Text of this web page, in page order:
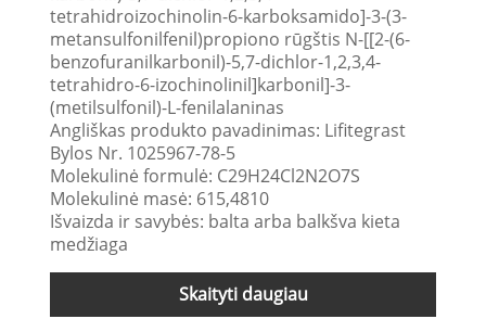
tetrahidroizochinolin-6-karboksamido]-3-(3-
metansulfonilfenil)propiono rūgštis N-[[2-(6-
benzofuranilkarbonil)-5,7-dichlor-1,2,3,4-
tetrahidro-6-izochinolinil]karbonil]-3-
(metilsulfonil)-L-fenilalaninas
Angliškas produkto pavadinimas: Lifitegrast
Bylos Nr. 1025967-78-5
Molekulinė formulė: C29H24Cl2N2O7S
Molekulinė masė: 615,4810
Išvaizda ir savybės: balta arba balkšva kieta
medžiaga
Skaityti daugiau